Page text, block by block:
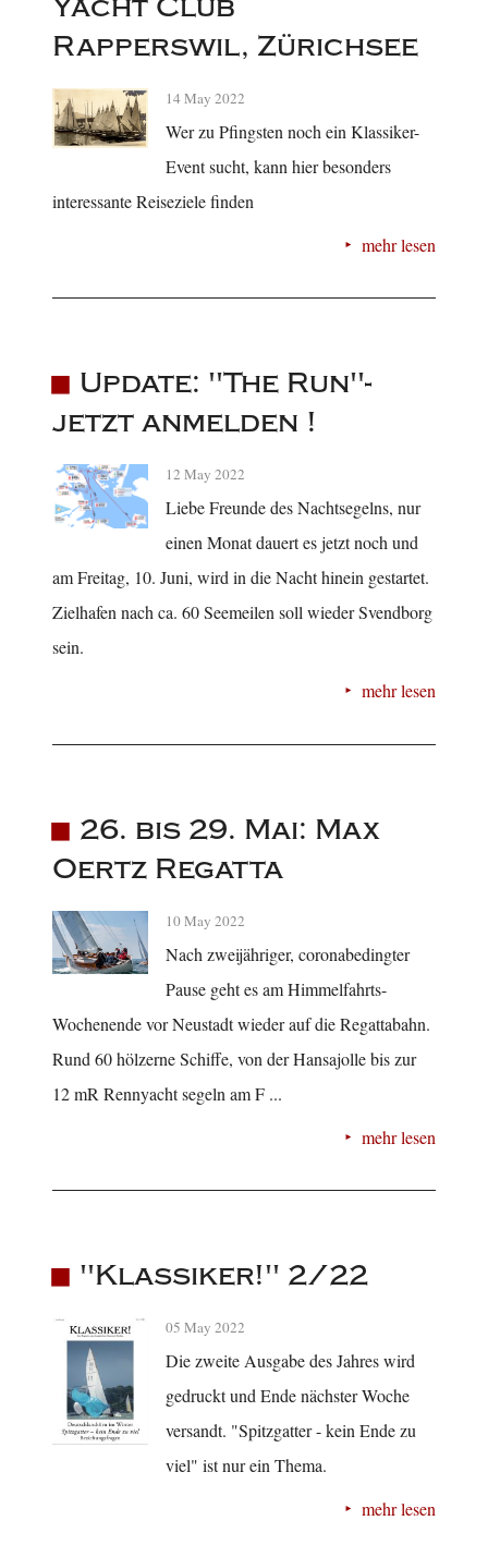
Yacht Club
Rapperswil, Zürichsee
14 May 2022
Wer zu Pfingsten noch ein Klassiker-
Event sucht, kann hier besonders
interessante Reiseziele finden
mehr lesen
Update: "The Run"-
jetzt anmelden !
12 May 2022
Liebe Freunde des Nachtsegelns, nur
einen Monat dauert es jetzt noch und
am Freitag, 10. Juni, wird in die Nacht hinein gestartet.
Zielhafen nach ca. 60 Seemeilen soll wieder Svendborg
sein.
mehr lesen
26. bis 29. Mai: Max
Oertz Regatta
10 May 2022
Nach zweijähriger, coronabedingter
Pause geht es am Himmelfahrts-
Wochenende vor Neustadt wieder auf die Regattabahn.
Rund 60 hölzerne Schiffe, von der Hansajolle bis zur
12 mR Rennyacht segeln am F ...
mehr lesen
"Klassiker!" 2/22
05 May 2022
Die zweite Ausgabe des Jahres wird
gedruckt und Ende nächster Woche
versandt. "Spitzgatter - kein Ende zu
viel" ist nur ein Thema.
mehr lesen